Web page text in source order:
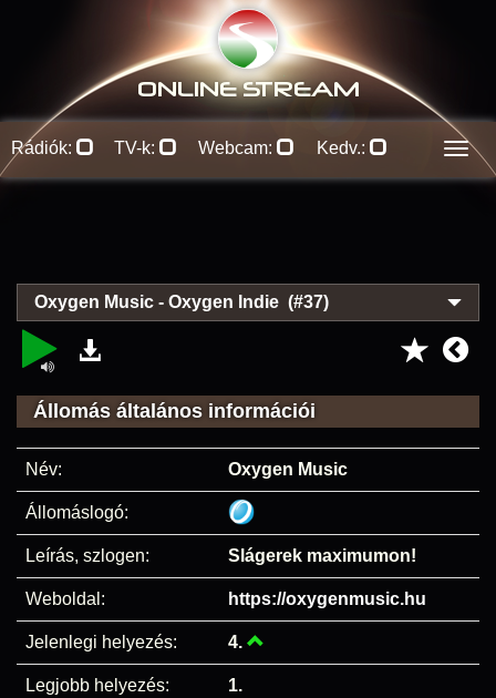
ONLINE STREAM
Rádiók: TV-k: Webcam: Kedv.:
Oxygen Music - Oxygen Indie (#37)
Állomás általános információi
Név: Oxygen Music
Állomáslogó:
Leírás, szlogen: Slágerek maximumon!
Weboldal: https://oxygenmusic.hu
Jelenlegi helyezés: 4.
Legjobb helyezés: 1.